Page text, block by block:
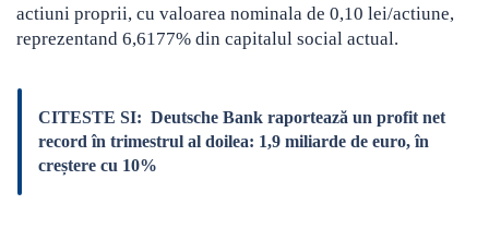
actiuni proprii, cu valoarea nominala de 0,10 lei/actiune,
reprezentand 6,6177% din capitalul social actual.
CITESTE SI: Deutsche Bank raportează un profit net
record în trimestrul al doilea: 1,9 miliarde de euro, în
creștere cu 10%